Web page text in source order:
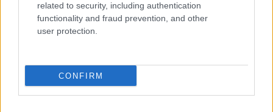
related to security, including authentication
functionality and fraud prevention, and other
user protection.
CONFIRM
KISZÁMOLOM!